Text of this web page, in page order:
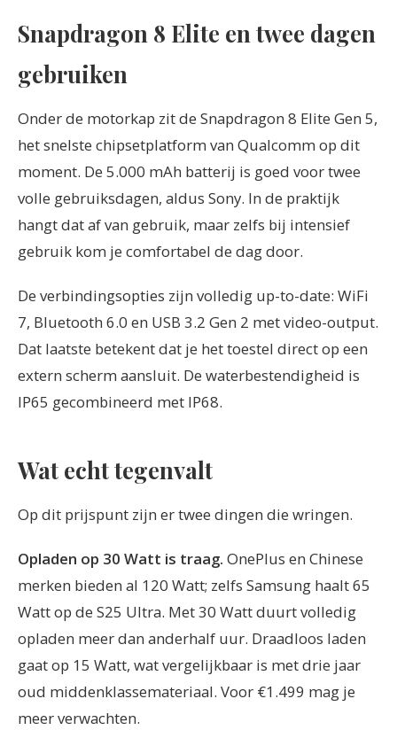
Snapdragon 8 Elite en twee dagen
gebruiken
Onder de motorkap zit de Snapdragon 8 Elite Gen 5,
het snelste chipsetplatform van Qualcomm op dit
moment. De 5.000 mAh batterij is goed voor twee
volle gebruiksdagen, aldus Sony. In de praktijk
hangt dat af van gebruik, maar zelfs bij intensief
gebruik kom je comfortabel de dag door.
De verbindingsopties zijn volledig up-to-date: WiFi
7, Bluetooth 6.0 en USB 3.2 Gen 2 met video-output.
Dat laatste betekent dat je het toestel direct op een
extern scherm aansluit. De waterbestendigheid is
IP65 gecombineerd met IP68.
Wat echt tegenvalt
Op dit prijspunt zijn er twee dingen die wringen.
Opladen op 30 Watt is traag. OnePlus en Chinese
merken bieden al 120 Watt; zelfs Samsung haalt 65
Watt op de S25 Ultra. Met 30 Watt duurt volledig
opladen meer dan anderhalf uur. Draadloos laden
gaat op 15 Watt, wat vergelijkbaar is met drie jaar
oud middenklassemateriaal. Voor €1.499 mag je
meer verwachten.